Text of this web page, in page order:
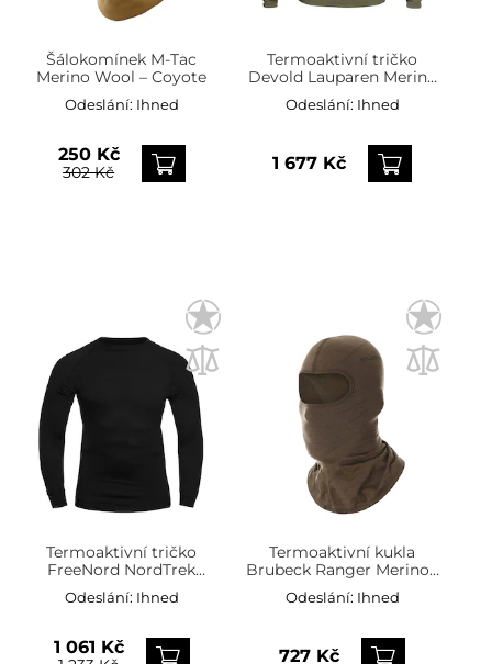
Šálokomínek M-Tac
Merino Wool – Coyote
Odeslání: Ihned
250 Kč
302 Kč
Termoaktivní tričko
Devold Lauparen Merino
Base Long Sleeve –
olivová
Odeslání: Ihned
1 677 Kč
Termoaktivní tričko
FreeNord NordTrek
Merino Tech Long Sleeve
- Black
Odeslání: Ihned
1 061 Kč
Termoaktivní kukla
Brubeck Ranger Merino -
Khaki
Odeslání: Ihned
727 Kč